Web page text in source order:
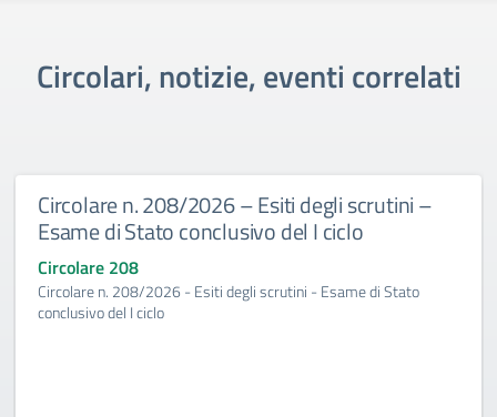
Circolari, notizie, eventi correlati
Circolare n. 208/2026 – Esiti degli scrutini –
Esame di Stato conclusivo del I ciclo
Circolare 208
Circolare n. 208/2026 - Esiti degli scrutini - Esame di Stato
conclusivo del I ciclo